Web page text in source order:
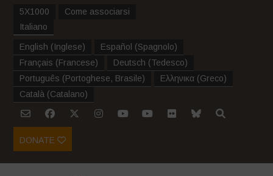
5X1000
Come associarsi
Italiano
English (Inglese) Español (Spagnolo)
Français (Francese) Deutsch (Tedesco)
Português (Portoghese, Brasile) Ελληνικα (Greco)
Català (Catalano)
DONATE